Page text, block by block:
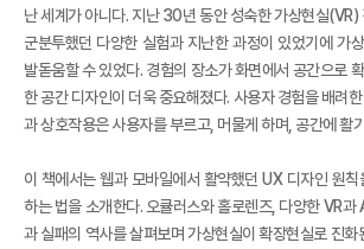
난 세계가 아니다. 지난 30년 동안 성숙한 가상현실(VR)
군분투했던 다양한 실험과 지난한 과정이 있었기에 가
발돋움할 수 있었다. 경험의 장소가 화면에서 공간으로
한 공간 디자인이 더욱 중요해졌다. 사용자 경험을 배려
과 상호작용은 사용자를 부르고, 머물게 하며, 공간에 활
이 책에서는 웹과 모바일에서 활약했던 UX 디자인 원
하는 법을 소개한다. 오큘러스와 홀로렌즈, 다양한 VR과
과 실패의 역사를 살펴보며 가상현실이 확장현실로 진화